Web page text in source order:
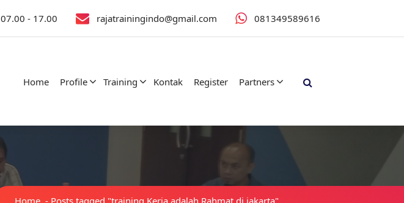
07.00 - 17.00 rajatrainingindo@gmail.com 081349589616
Home Profile Training Kontak Register Partners